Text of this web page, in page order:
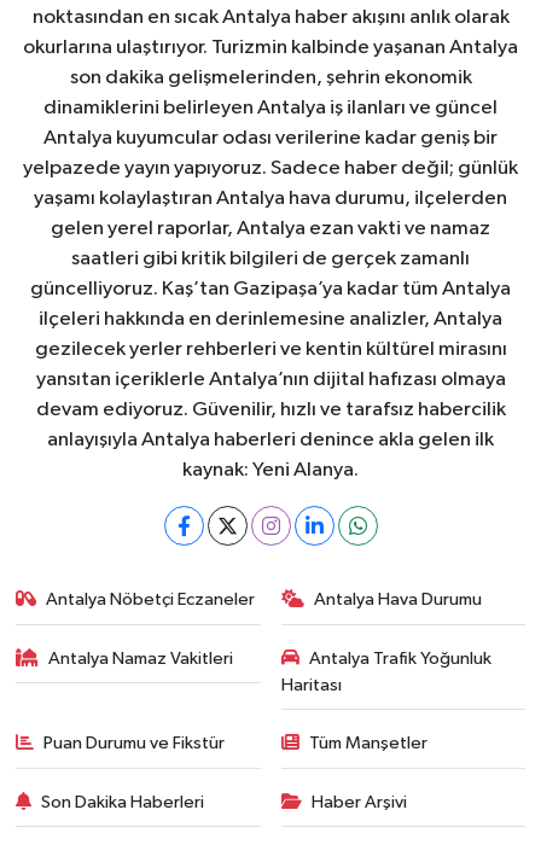
noktasından en sıcak Antalya haber akışını anlık olarak
okurlarına ulaştırıyor. Turizmin kalbinde yaşanan Antalya
son dakika gelişmelerinden, şehrin ekonomik
dinamiklerini belirleyen Antalya iş ilanları ve güncel
Antalya kuyumcular odası verilerine kadar geniş bir
yelpazede yayın yapıyoruz. Sadece haber değil; günlük
yaşamı kolaylaştıran Antalya hava durumu, ilçelerden
gelen yerel raporlar, Antalya ezan vakti ve namaz
saatleri gibi kritik bilgileri de gerçek zamanlı
güncelliyoruz. Kaş’tan Gazipaşa’ya kadar tüm Antalya
ilçeleri hakkında en derinlemesine analizler, Antalya
gezilecek yerler rehberleri ve kentin kültürel mirasını
yansıtan içeriklerle Antalya’nın dijital hafızası olmaya
devam ediyoruz. Güvenilir, hızlı ve tarafsız habercilik
anlayışıyla Antalya haberleri denince akla gelen ilk
kaynak: Yeni Alanya.
Antalya Nöbetçi Eczaneler Antalya Hava Durumu
Antalya Namaz Vakitleri
Antalya Trafik Yoğunluk
Haritası
Puan Durumu ve Fikstür Tüm Manşetler
Son Dakika Haberleri Haber Arşivi